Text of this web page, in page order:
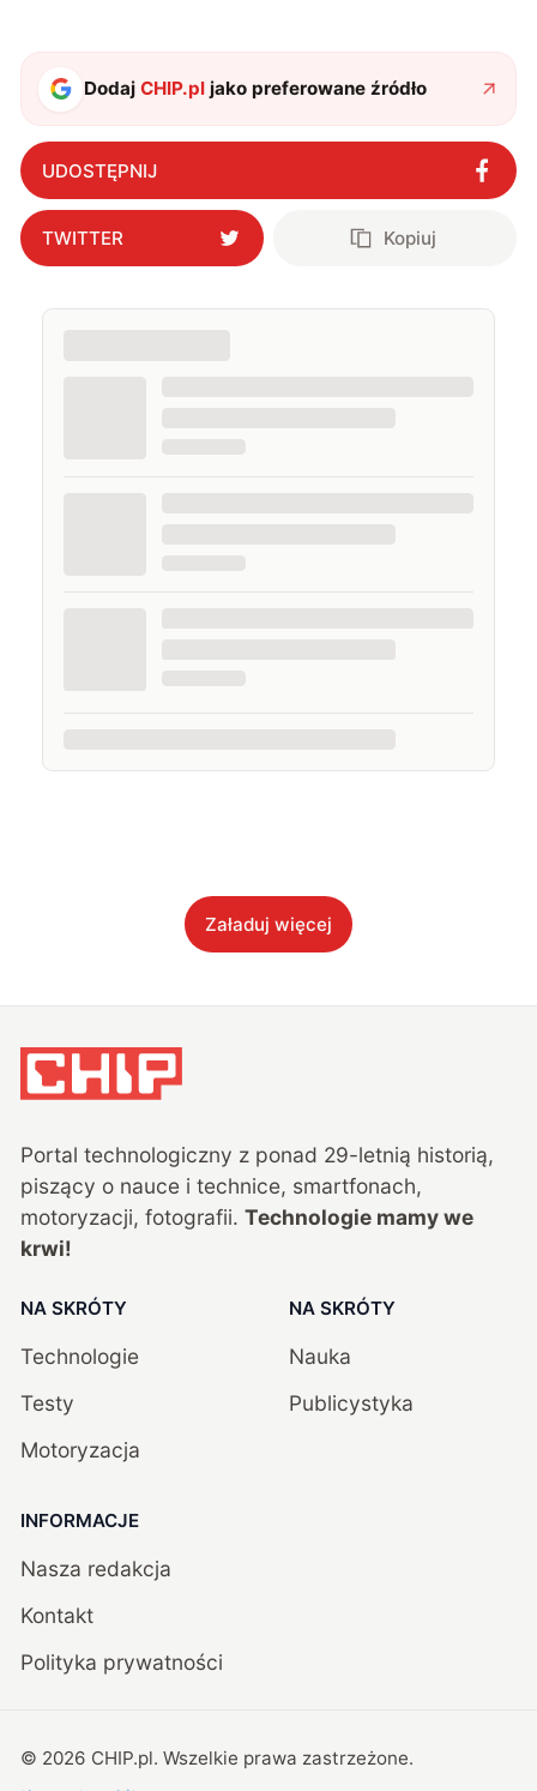
DodajCHIP.pl jako preferowane źródło
UDOSTĘPNIJ
TWITTER Kopiuj
Załaduj więcej
Portal technologiczny z ponad 29-letnią historią,
piszący o nauce i technice, smartfonach,
motoryzacji, fotografii. Technologie mamy we
krwi!
NA SKRÓTY
Technologie
Testy
Motoryzacja
NA SKRÓTY
Nauka
Publicystyka
INFORMACJE
Nasza redakcja
Kontakt
Polityka prywatności
© 2026 CHIP.pl. Wszelkie prawa zastrzeżone.